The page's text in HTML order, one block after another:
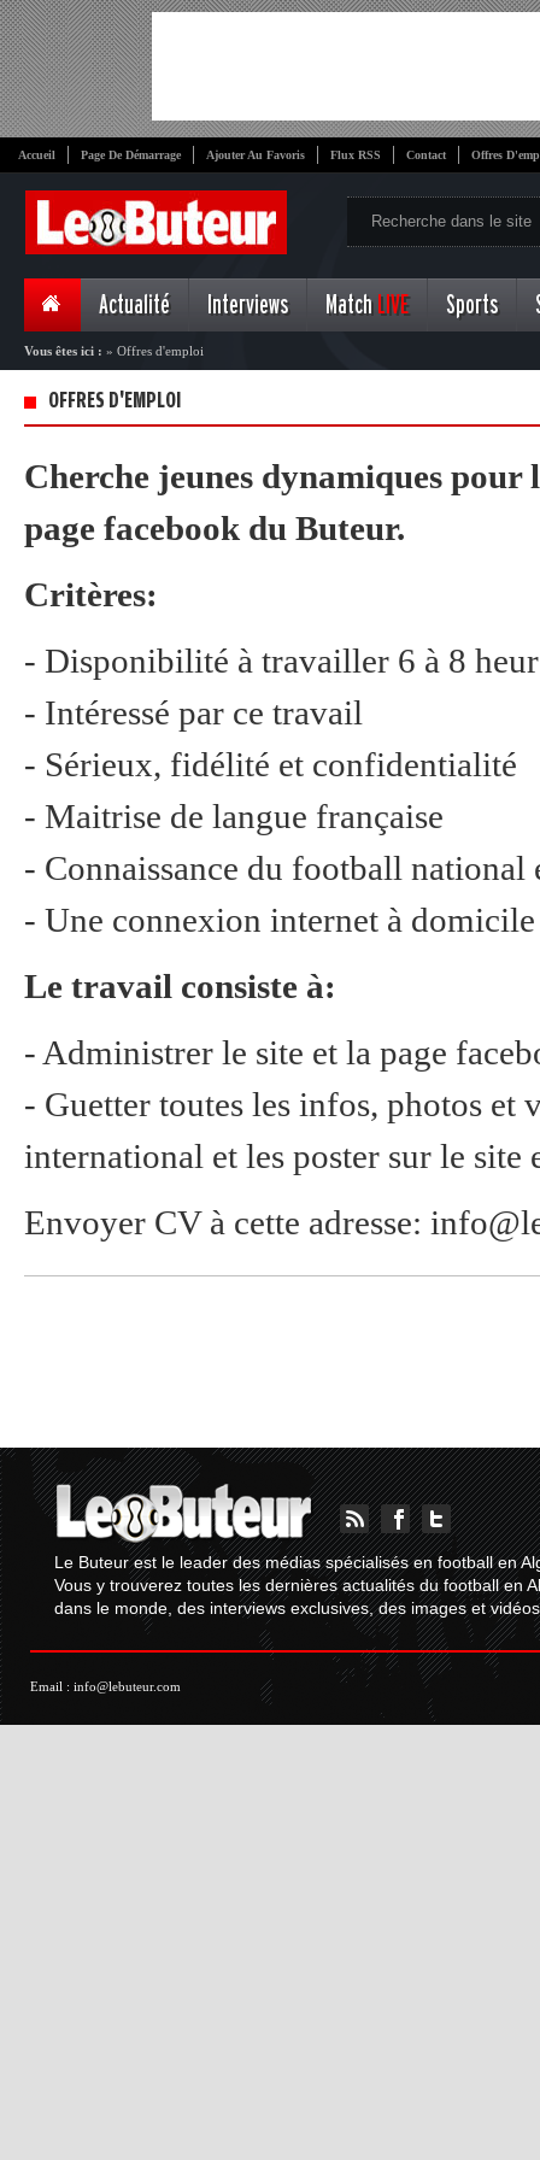
Accueil Page De Démarrage Ajouter Au Favoris Flux RSS Contact Offres
Actualité Interviews Match LIVE Sports
Vous êtes ici : » Offres d'emploi
OFFRES D'EMPLOI
Cherche jeunes dynamiques
page facebook du Buteur.
Critères:
- Disponibilité à travailler 6 à 8
- Intéressé par ce travail
- Sérieux, fidélité et confidentialité
- Maitrise de langue française
- Connaissance du football national
- Une connexion internet à
Le travail consiste à:
- Administrer le site et la page
- Guetter toutes les infos, photos
international et les poster sur le site
Envoyer CV à cette adresse:
Le Buteur est le leader des médias spécialisés en football en
Vous y trouverez toutes les dernières actualités du football en
dans le monde, des interviews exclusives, des images et
Email : info@lebuteur.com